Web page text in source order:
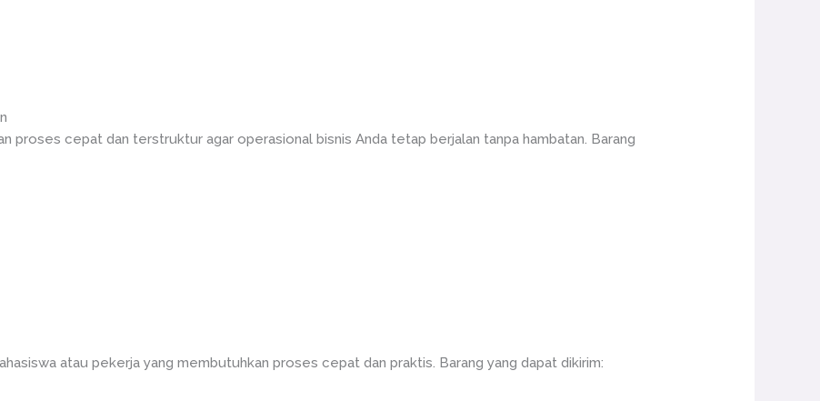
proses cepat dan terstruktur agar operasional bisnis Anda tetap berjalan tanpa hambatan. Barang
atau pekerja yang membutuhkan proses cepat dan praktis. Barang yang dapat dikirim: